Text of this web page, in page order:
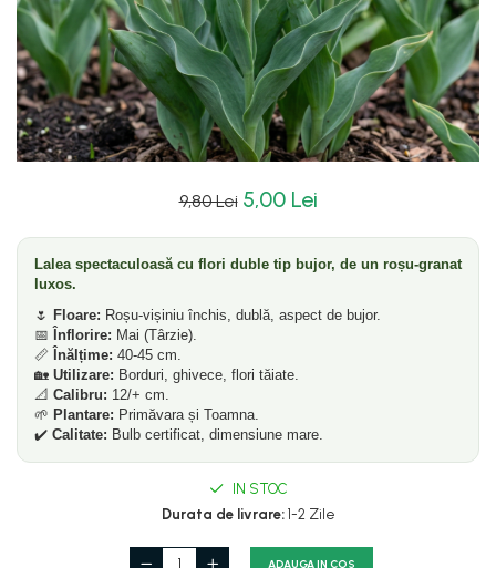
9,80 Lei 5,00 Lei
Lalea spectaculoasă cu flori duble tip bujor, de un roșu-granat
luxos.
🌷 Floare: Roșu-vișiniu închis, dublă, aspect de bujor.
📅
Înflorire: Mai (Târzie).
📏 Înălțime: 40-45 cm.
🏡 Utilizare: Borduri, ghivece, flori tăiate.
📐 Calibru: 12/+ cm.
🌱 Plantare: Primăvara și Toamna.
✔️ Calitate: Bulb certificat, dimensiune mare.
IN STOC
Durata de livrare:1-2 Zile
ADAUGA IN COS